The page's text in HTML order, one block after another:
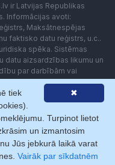
ir Latvijas Republikas
Informācijas avoti:
Maksātnespējas
faktisko datu reģistrs, u.c..
spēka. Sistēmas
datu aizsardzības likumu un
par darbībām vai
Lietotājam aizliegts
vai iekārtas (robotus)
ar Firmas.lv. Galvenā
ar
✖
tiek
Turpinot lietot
un izmantosim
Jūs jebkurā laikā varat
Vairāk par sīkdatnēm